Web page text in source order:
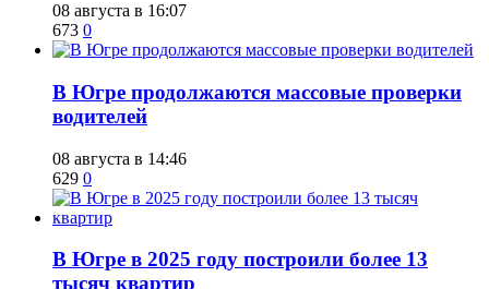
08 августа в 16:07
673 0
​В Югре продолжаются массовые проверки
водителей
08 августа в 14:46
629 0
​В Югре в 2025 году построили более 13
тысяч квартир